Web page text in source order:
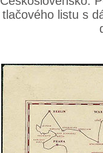
tlačového listu s